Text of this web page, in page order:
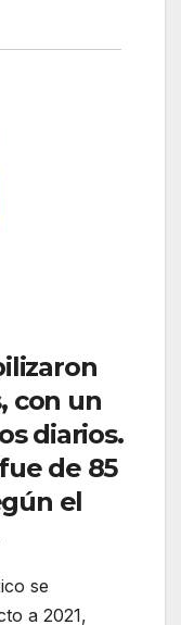
con un
diarios.
de 85
el
se
a 2021,